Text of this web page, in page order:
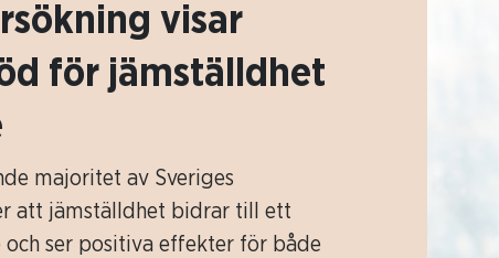
visar
för jämställdhet
majoritet av Sveriges
att jämställdhet bidrar till ett
och ser positiva effekter för både